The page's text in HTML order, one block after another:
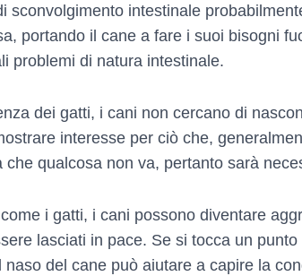
sconvolgimento intestinale
portando il cane a fare i suoi bisogni
problemi di natura intestinale.
dei gatti, i cani non cercano di
interesse per ciò che,
che qualcosa non va, pertanto sarà
i gatti, i cani possono diventare
lasciati in pace. Se si tocca un
naso del cane può aiutare a capire la